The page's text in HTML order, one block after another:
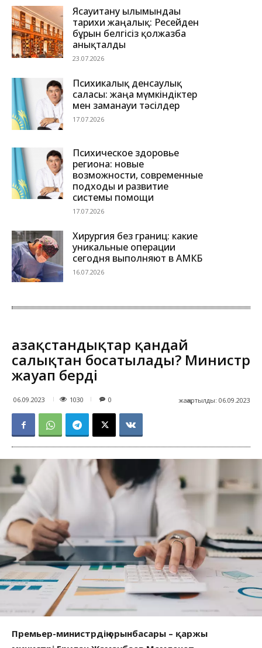
Ясауитану ғылымындағы
тарихи жаңалық: Ресейден
бұрын белгісіз қолжазба
анықталды
23.07.2026
Психикалық денсаулық
саласы: жаңа мүмкіндіктер
мен заманауи тәсілдер
17.07.2026
Психическое здоровье
региона: новые
возможности, современные
подходы и развитие
системы помощи
17.07.2026
Хирургия без границ: какие
уникальные операции
сегодня выполняют в АМКБ
16.07.2026